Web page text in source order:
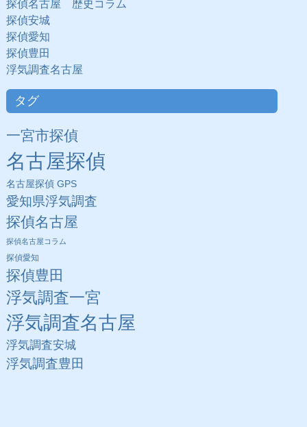
探偵名古屋 歴史コラム
探偵安城
探偵愛知
探偵豊田
浮気調査名古屋
タグ
一宮市探偵
名古屋探偵
名古屋探偵 GPS
愛知県浮気調査
探偵名古屋
探偵名古屋コラム
探偵愛知
探偵豊田
浮気調査一宮
浮気調査名古屋
浮気調査安城
浮気調査豊田